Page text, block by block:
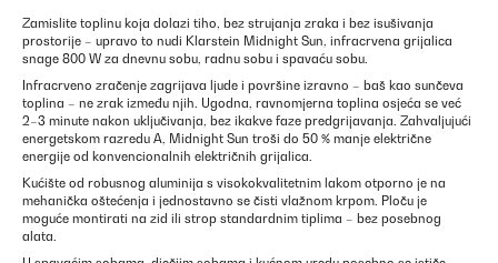
Zamislite toplinu koja dolazi tiho, bez strujanja zraka i bez isušivanja
prostorije – upravo to nudi Klarstein Midnight Sun, infracrvena grijalica
snage 800 W za dnevnu sobu, radnu sobu i spavaću sobu.
Infracrveno zračenje zagrijava ljude i površine izravno – baš kao sunčeva
toplina – ne zrak između njih. Ugodna, ravnomjerna toplina osjeća se već
2–3 minute nakon uključivanja, bez ikakve faze predgrijavanja. Zahvaljujući
energetskom razredu A, Midnight Sun troši do 50 % manje električne
energije od konvencionalnih električnih grijalica.
Kućište od robusnog aluminija s visokokvalitetnim lakom otporno je na
mehanička oštećenja i jednostavno se čisti vlažnom krpom. Ploču je
moguće montirati na zid ili strop standardnim tiplima – bez posebnog
alata.